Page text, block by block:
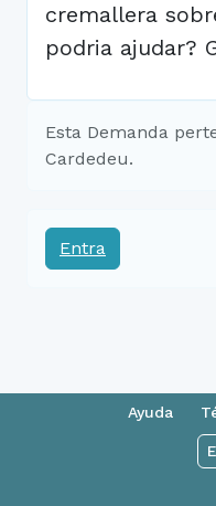
cremallera
podria ajudar?
Esta Demanda
Cardedeu.
Entra
Ayuda